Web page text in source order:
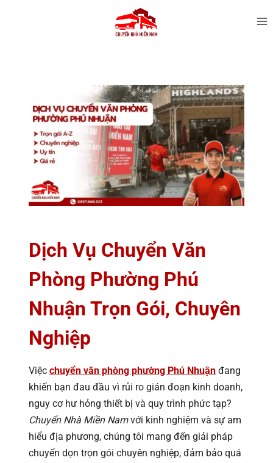
Dịch Vụ Chuyển Văn
Phòng Phường Phú
Nhuận Trọn Gói, Chuyên
Nghiệp
Việc chuyển văn phòng phường Phú Nhuận đang
khiến bạn đau đầu vì rủi ro gián đoạn kinh doanh,
nguy cơ hư hỏng thiết bị và quy trình phức tạp?
Chuyển Nhà Miền Namvới kinh nghiệm và sự am
hiểu địa phương, chúng tôi mang đến giải pháp
chuyển dọn trọn gói chuyên nghiệp, đảm bảo quá